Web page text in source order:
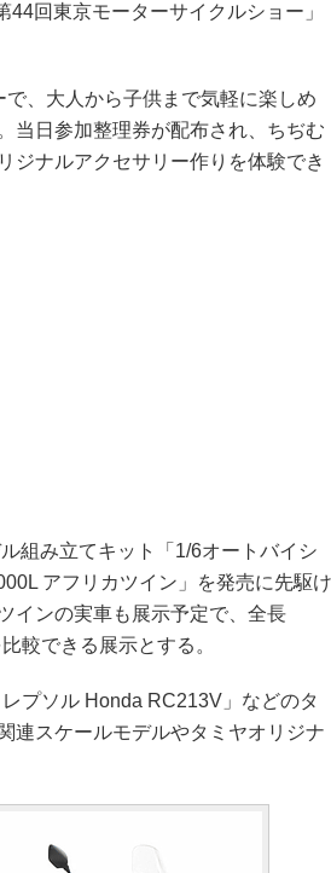
回東京モーターサイクルショー」
、大人から子供まで気軽に楽しめ
当日参加整理券が配布され、ちぢむ
ジナルアクセサリー作りを体験でき
組み立てキット「1/6オートバイシ
アフリカツイン」を発売に先駆け
インの実車も展示予定で、全長
較できる展示とする。
プソル Honda RC213V」などのタ
連スケールモデルやタミヤオリジナ